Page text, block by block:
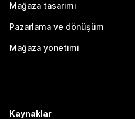
Mağaza tasarımı
Pazarlama ve dönüşüm
Mağaza yönetimi
Kaynaklar